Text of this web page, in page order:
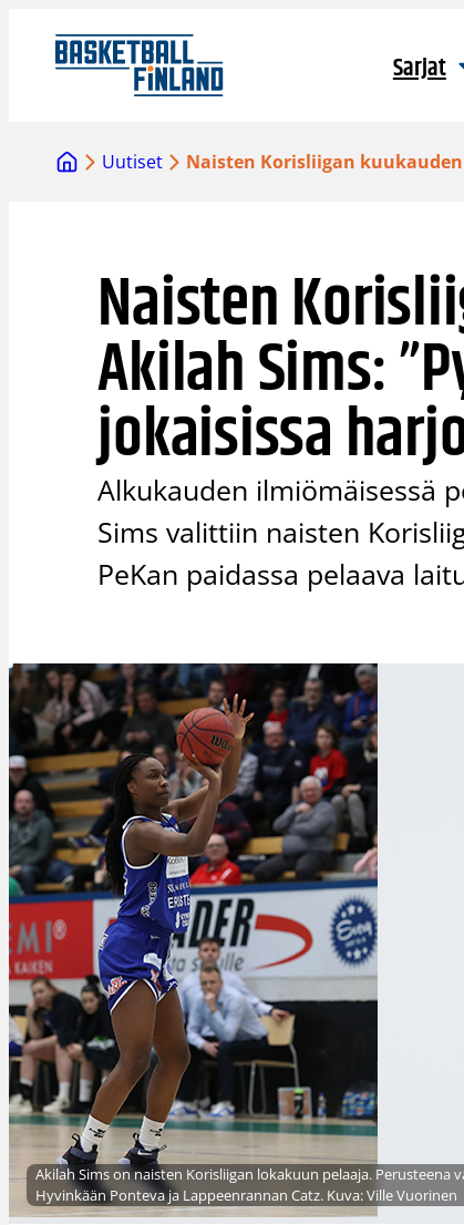
sisältöön
Sarjat
Uutiset Naisten Korisliigan
Naisten
Akilah Sims:
jokaisissa
Alkukauden ilmiömäisessä
Sims valittiin naisten
PeKan paidassa pelaava
Akilah Sims on naisten Korisliigan lokakuun pelaaja.
Hyvinkään Ponteva ja Lappeenrannan Catz. Kuva: Ville Vuorinen